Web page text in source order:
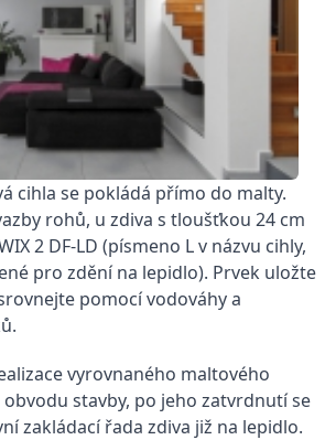
cihla se pokládá přímo do malty.
rohů, u zdiva s tloušťkou 24 cm
2 DF-LD (písmeno L v názvu cihly,
pro zdění na lepidlo). Prvek uložte
pomocí vodováhy a
vyrovnaného maltového
stavby, po jeho zatvrdnutí se
zakládací řada zdiva již na lepidlo.